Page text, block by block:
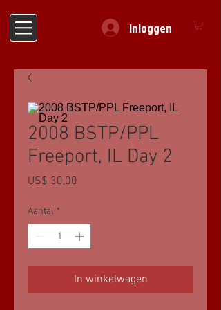
Inloggen
2008 BSTP/PPL
Freeport, IL Day 2
US$ 30,00
Aantal *
In winkelwagen